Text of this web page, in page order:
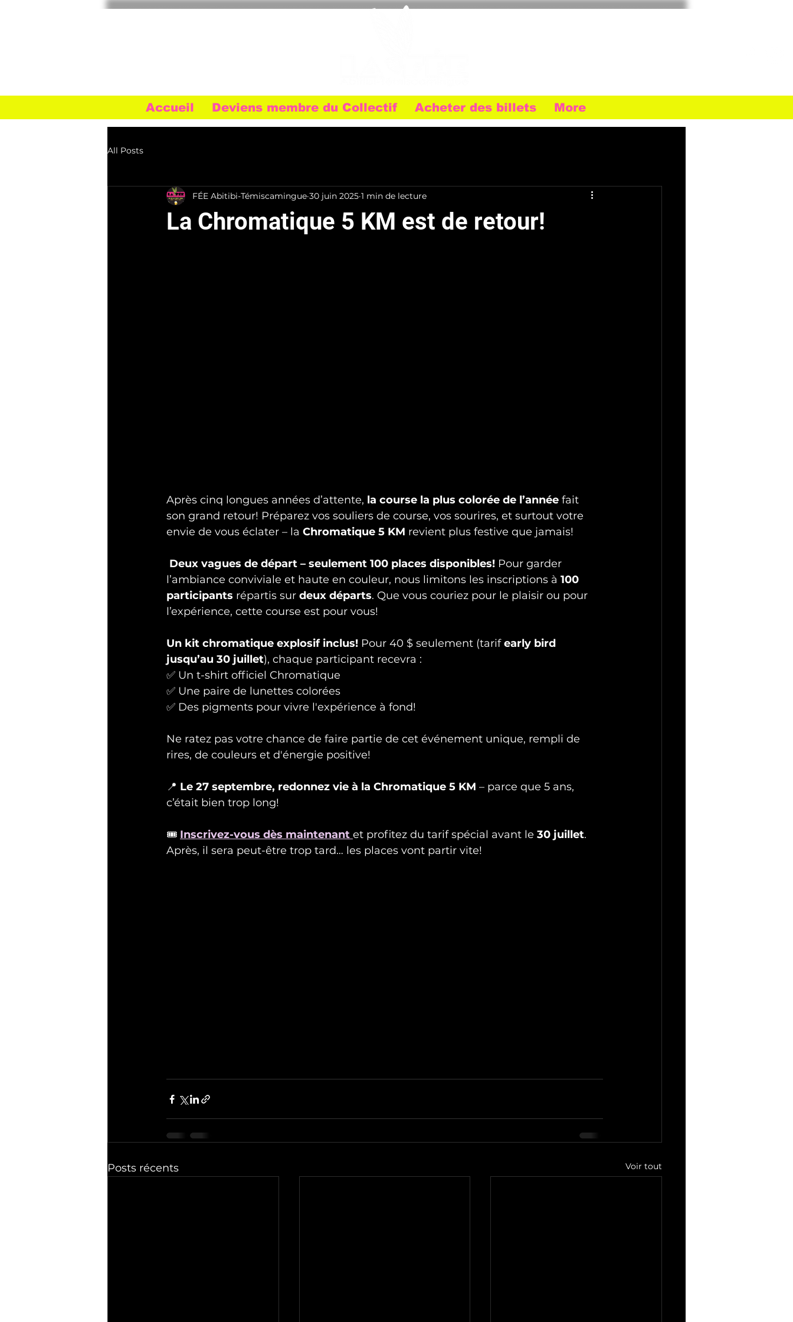
Accueil Deviens membre du Collectif Acheter des billets More
All Posts
La Chromatique 5 KM est de retour!
FÉE Abitibi-Témiscamingue 30 juin 2025 1 min de lecture
Après cinq longues années d’attente, la course la plus colorée de l’année fait
son grand retour! Préparez vos souliers de course, vos sourires, et surtout votre
envie de vous éclater – la Chromatique 5 KM revient plus festive que jamais!
Deux vagues de départ – seulement 100 places disponibles! Pour garder
l’ambiance conviviale et haute en couleur, nous limitons les inscriptions à 100
participants répartis sur deux départs. Que vous couriez pour le plaisir ou pour
l’expérience, cette course est pour vous!
Un kit chromatique explosif inclus! Pour 40 $ seulement (tarif early bird
jusqu’au 30 juillet), chaque participant recevra :
✅ Un t-shirt officiel Chromatique
✅ Une paire de lunettes colorées
✅ Des pigments pour vivre l'expérience à fond!
Ne ratez pas votre chance de faire partie de cet événement unique, rempli de
rires, de couleurs et d'énergie positive!
📍 Le 27 septembre, redonnez vie à la Chromatique 5 KM – parce que 5 ans,
c’était bien trop long!
🎟️ Inscrivez-vous dès maintenant et profitez du tarif spécial avant le 30 juillet.
Après, il sera peut-être trop tard… les places vont partir vite!
Posts récents Voir tout